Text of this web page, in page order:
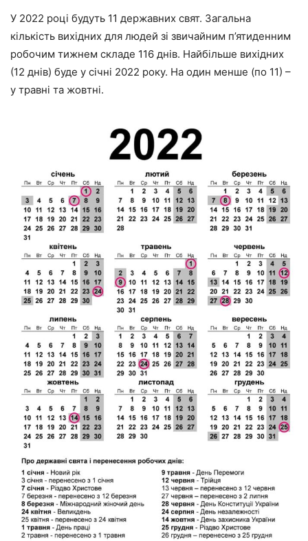
У 2022 році будуть 11 державних свят. Загальна
кількість вихідних для людей зі звичайним п’ятиденним
робочим тижнем складе 116 днів. Найбільше вихідних
(12 днів) буде у січні 2022 року. На один менше (по 11) –
у травні та жовтні.